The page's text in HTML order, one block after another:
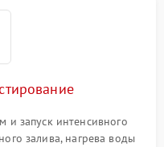
запуск интенсивного
залива, нагрева воды